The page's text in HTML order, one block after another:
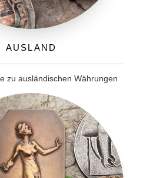
Ausland
zu ausländischen Währungen